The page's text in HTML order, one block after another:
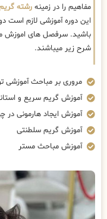
مفاهیم را در زمینه رشته
این دوره آموزشی لازم است
باشید. سرفصل های اموزش
شرح زیر میباشند.
مروری بر مباحث آموزشی
آموزش گریم سریع و
آموزش ایجاد هارمونی در
آموزش گریم سلطنتی
آموزش مباحث مستر